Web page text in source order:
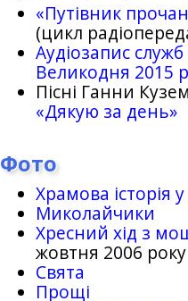
«Путівник
(цикл
Аудіозапис
Великодня 2015
Пісні Ганни
«Дякую за день»
Фото
Храмова історія
Миколайчики
Хресний хід з
жовтня 2006 року
Свята
Прощі